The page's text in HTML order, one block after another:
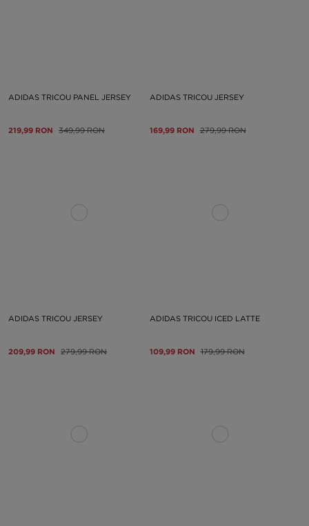
ADIDAS TRICOU PANEL JERSEY
219,99 RON 349,99 RON
ADIDAS TRICOU JERSEY
169,99 RON 279,99 RON
ADIDAS TRICOU JERSEY
209,99 RON 279,99 RON
ADIDAS TRICOU ICED LATTE
109,99 RON 179,99 RON